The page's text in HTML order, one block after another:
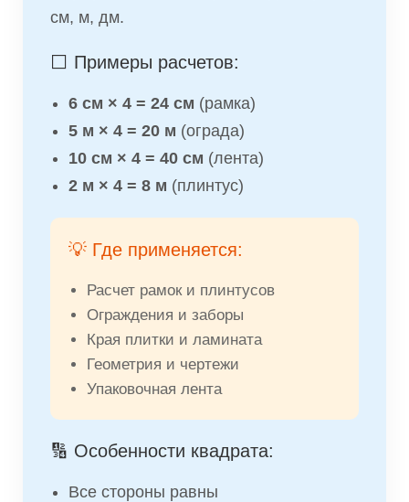
см, м, дм.
⬜ Примеры расчетов:
6 см × 4 = 24 см (рамка)
5 м × 4 = 20 м (ограда)
10 см × 4 = 40 см (лента)
2 м × 4 = 8 м (плинтус)
💡 Где применяется:
Расчет рамок и плинтусов
Ограждения и заборы
Края плитки и ламината
Геометрия и чертежи
Упаковочная лента
🔢 Особенности квадрата:
Все стороны равны